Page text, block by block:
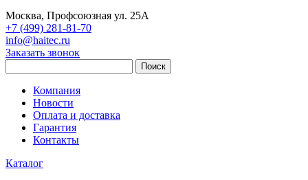
Москва, Профсоюзная ул. 25А
+7 (499) 281-81-70
info@haitec.ru
Заказать звонок
Поиск
Компания
Новости
Оплата и доставка
Гарантия
Контакты
Каталог